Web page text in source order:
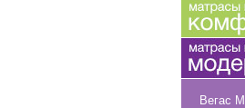
Вегас